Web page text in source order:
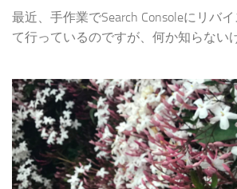
最近、手作業でSearch Consoleにリバ
て行っているのですが、何か知らない